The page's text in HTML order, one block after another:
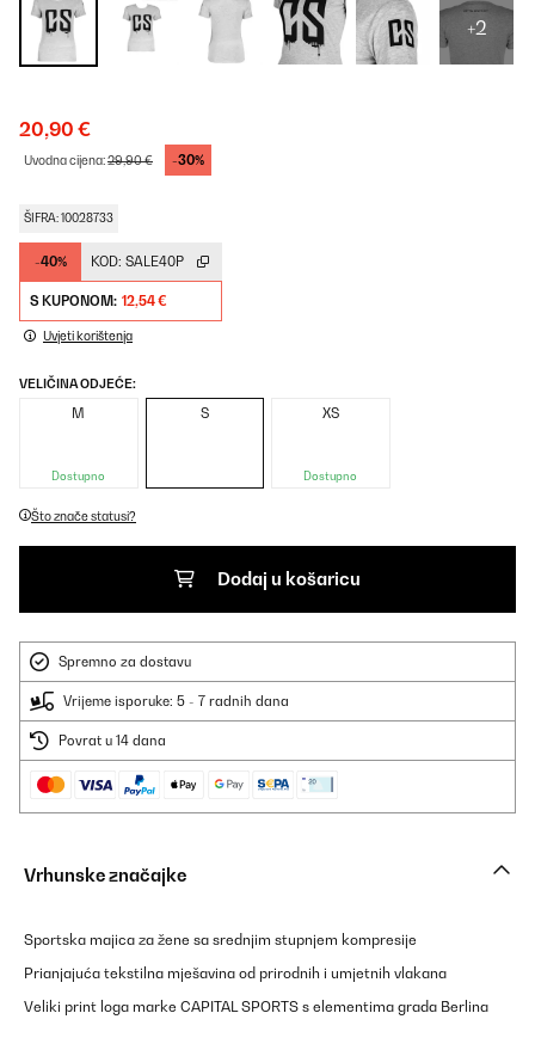
+2
20,90 €
Uvodna cijena:29,90 € -30%
ŠIFRA: 10028733
-40% KOD: SALE40P
S KUPONOM: 12,54 €
Uvjeti korištenja
VELIČINA ODJEĆE:
M
Dostupno
S XS
Dostupno
Što znače statusi?
Dodaj u košaricu
Spremno za dostavu
Vrijeme isporuke: 5 - 7 radnih dana
Povrat u 14 dana
Vrhunske značajke
Sportska majica za žene sa srednjim stupnjem kompresije
Prianjajuća tekstilna mješavina od prirodnih i umjetnih vlakana
Veliki print loga marke CAPITAL SPORTS s elementima grada Berlina